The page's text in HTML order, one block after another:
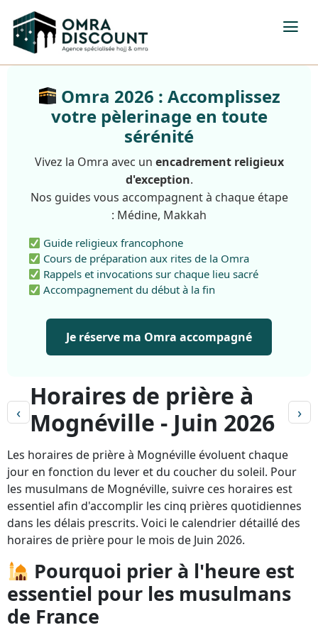
Omra 2026 : Accomplissez
votre pèlerinage en toute
sérénité
Vivez la Omra avec un encadrement religieux
d'exception.
Nos guides vous accompagnent à chaque étape
: Médine, Makkah
Guide religieux francophone
Cours de préparation aux rites de la Omra
Rappels et invocations sur chaque lieu sacré
Accompagnement du début à la fin
Je réserve ma Omra accompagné
‹
Horaires de prière à
Mognéville - Juin 2026
›
Les horaires de prière à Mognéville évoluent chaque
jour en fonction du lever et du coucher du soleil. Pour
les musulmans de Mognéville, suivre ces horaires est
essentiel afin d'accomplir les cinq prières quotidiennes
dans les délais prescrits. Voici le calendrier détaillé des
horaires de prière pour le mois de Juin 2026.
Pourquoi prier à l'heure est
essentiel pour les musulmans
de France